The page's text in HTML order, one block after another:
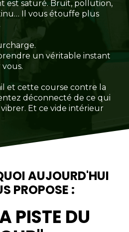
est saturé. Bruit, pollution,
Il vous étouffe plus
un véritable instant
et cette course contre la
déconnecté de ce qui
Et ce vide intérieur
AUJOURD'HUI
PROPOSE :
PISTE DU